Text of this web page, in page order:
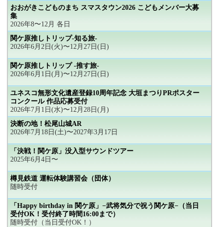
おおがきこどものまち スマスタウン2026 こどもメンバー大募
集
2026年8〜12月 各日
関ケ原推しトリップ-知る旅-
2026年6月2日(火)〜12月27日(日)
関ケ原推しトリップ -推す旅-
2026年6月1日(月)〜12月27日(日)
ユネスコ無形文化遺産登録10周年記念 大垣まつりPRポスター
コンクール 作品応募受付
2026年7月1日(水)〜12月28日(月)
決断の地！松尾山城AR
2026年7月18日(土)〜2027年3月17日
「決戦！関ケ原」没入型サウンドツアー
2025年6月4日〜
樽見鉄道 運転体験講習会（団体）
随時受付
「Happy birthday in 関ケ原」−武将気分で祝う関ケ原−（当日
受付OK！受付終了時間16:00まで）
随時受付（当日受付OK！）